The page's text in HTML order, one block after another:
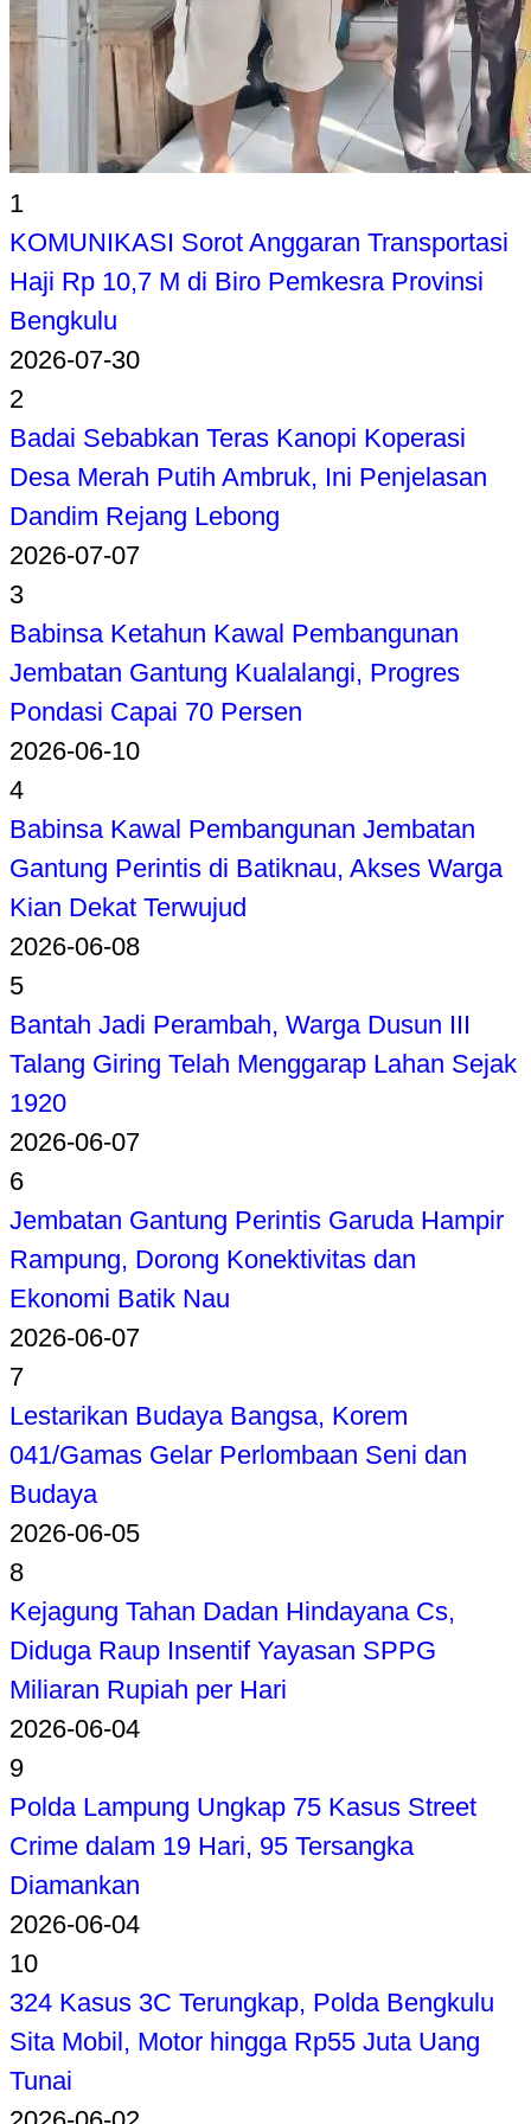
1
KOMUNIKASI Sorot Anggaran Transportasi
Haji Rp 10,7 M di Biro Pemkesra Provinsi
Bengkulu
2026-07-30
2
Badai Sebabkan Teras Kanopi Koperasi
Desa Merah Putih Ambruk, Ini Penjelasan
Dandim Rejang Lebong
2026-07-07
3
Babinsa Ketahun Kawal Pembangunan
Jembatan Gantung Kualalangi, Progres
Pondasi Capai 70 Persen
2026-06-10
4
Babinsa Kawal Pembangunan Jembatan
Gantung Perintis di Batiknau, Akses Warga
Kian Dekat Terwujud
2026-06-08
5
Bantah Jadi Perambah, Warga Dusun III
Talang Giring Telah Menggarap Lahan Sejak
1920
2026-06-07
6
Jembatan Gantung Perintis Garuda Hampir
Rampung, Dorong Konektivitas dan
Ekonomi Batik Nau
2026-06-07
7
Lestarikan Budaya Bangsa, Korem
041/Gamas Gelar Perlombaan Seni dan
Budaya
2026-06-05
8
Kejagung Tahan Dadan Hindayana Cs,
Diduga Raup Insentif Yayasan SPPG
Miliaran Rupiah per Hari
2026-06-04
9
Polda Lampung Ungkap 75 Kasus Street
Crime dalam 19 Hari, 95 Tersangka
Diamankan
2026-06-04
10
324 Kasus 3C Terungkap, Polda Bengkulu
Sita Mobil, Motor hingga Rp55 Juta Uang
Tunai